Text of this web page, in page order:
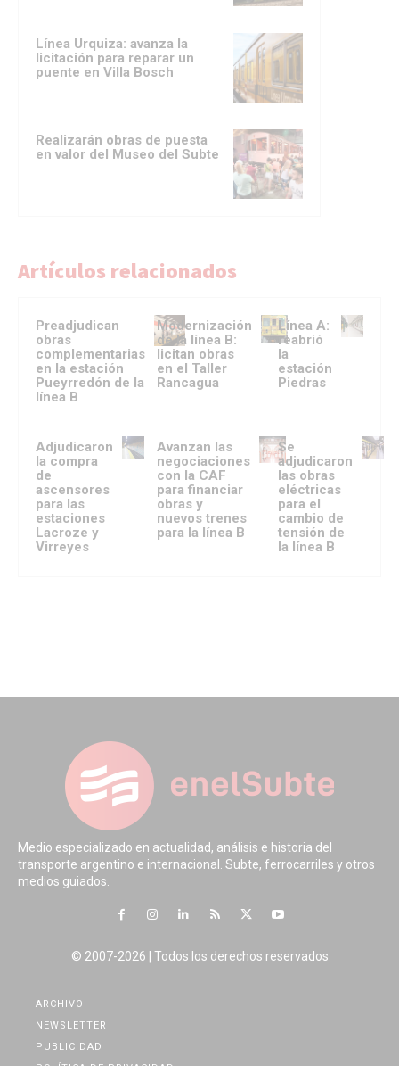
Línea Urquiza: avanza la
licitación para reparar un
puente en Villa Bosch
Realizarán obras de puesta
en valor del Museo del Subte
Artículos relacionados
Preadjudican
obras
complementarias
en la estación
Pueyrredón de la
línea B
Modernización
de la línea B:
licitan obras
en el Taller
Rancagua
Línea A:
reabrió
la
estación
Piedras
Adjudicaron
la compra
de
ascensores
para las
estaciones
Lacroze y
Virreyes
Avanzan las
negociaciones
con la CAF
para financiar
obras y
nuevos trenes
para la línea B
Se
adjudicaron
las obras
eléctricas
para el
cambio de
tensión de
la línea B
Medio especializado en actualidad, análisis e historia del
transporte argentino e internacional. Subte, ferrocarriles y otros
medios guiados.
© 2007-2026 | Todos los derechos reservados
ARCHIVO
NEWSLETTER
PUBLICIDAD